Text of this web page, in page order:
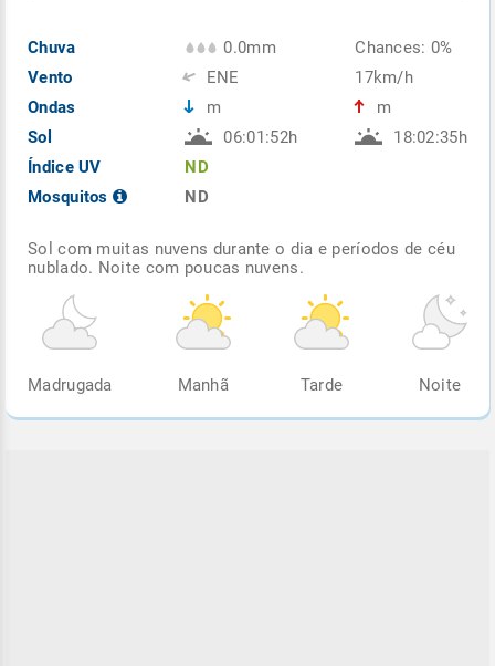
Chuva
Vento
Ondas
Sol
Índice UV
Mosquitos
0.0mm
ENE
m
06:01:52h
ND
ND
Chances: 0%
17km/h
m
18:02:35h
Sol com muitas nuvens durante o dia e períodos de céu
nublado. Noite com poucas nuvens.
Madrugada Manhã Tarde Noite